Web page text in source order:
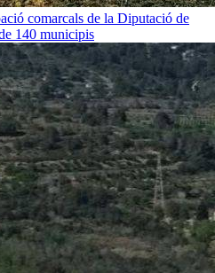
comarcals de la Diputació de
140 municipis